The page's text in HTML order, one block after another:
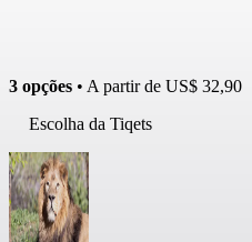
3 opções • A partir de US$ 32,90
Escolha da Tiqets